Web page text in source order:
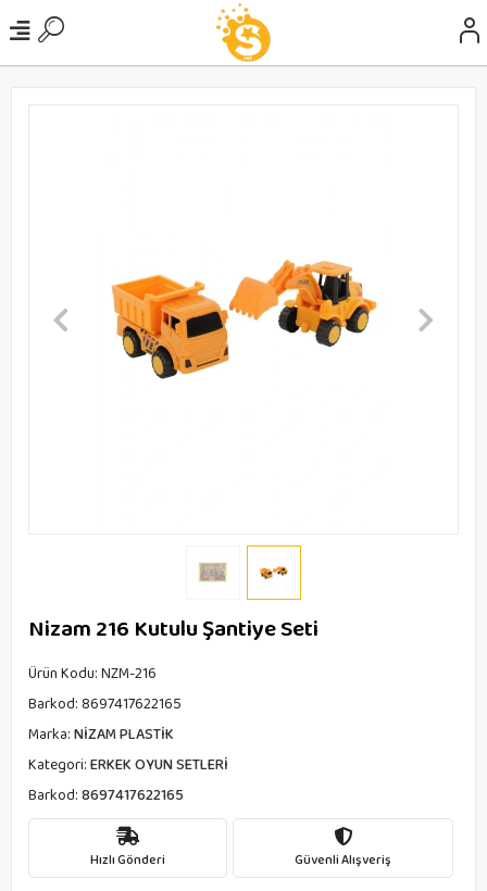
Nizam 216 Kutulu Şantiye Seti
Ürün Kodu:NZM-216
Barkod:8697417622165
Marka:NİZAM PLASTİK
Kategori:ERKEK OYUN SETLERİ
Barkod:8697417622165
Hızlı Gönderi Güvenli Alışveriş